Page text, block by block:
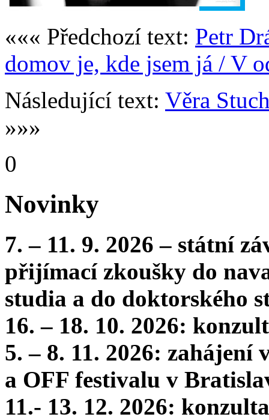
««« Předchozí text: Petr
domov je, kde jsem já / V
Následující text: Věra
»»»
0
Novinky
7. – 11. 9. 2026 – státní
přijímací zkoušky do
studia a do doktorského
16. – 18. 10. 2026:
5. – 8. 11. 2026:
a OFF festivalu v
11.- 13. 12. 2026: